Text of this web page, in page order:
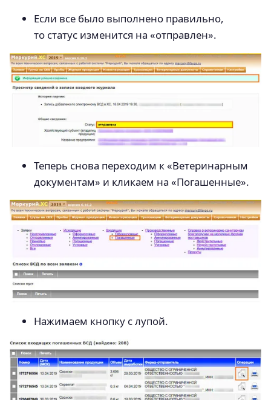
Если все было выполнено правильно,
то статус изменится на «отправлен».
Теперь снова переходим к «Ветеринарным
документам» и кликаем на «Погашенные».
Нажимаем кнопку с лупой.